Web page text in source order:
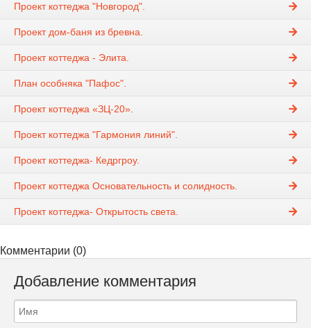
Проект коттеджа "Новгород".
Проект дом-баня из бревна.
Проект коттеджа - Элита.
План особняка "Пафос".
Проект коттеджа «ЗЦ-20».
Проект коттеджа "Гармония линий".
Проект коттеджа- Кедргроу.
Проект коттеджа Основательность и солидность.
Проект коттеджа- Открытость света.
Комментарии (0)
Добавление комментария